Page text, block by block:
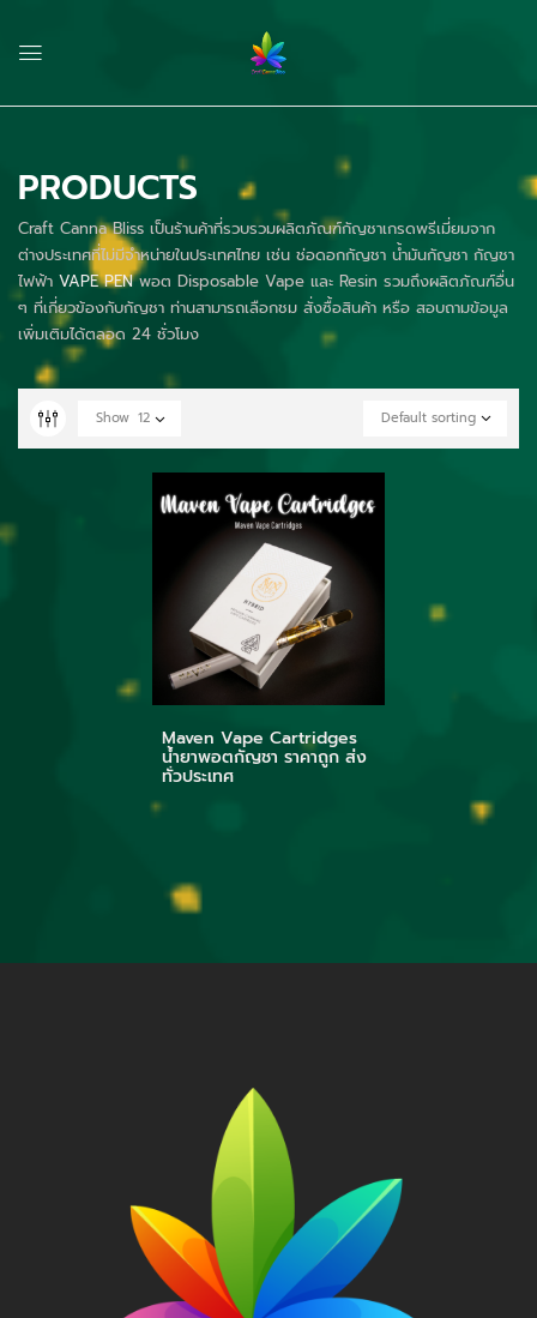
PRODUCTS
Craft Canna Bliss เป็นร้านค้าที่รวบรวมผลิตภัณฑ์กัญชาเกรดพรีเมี่ยมจาก
ต่างประเทศที่ไม่มีจำหน่ายในประเทศไทย เช่น ช่อดอกกัญชา น้ำมันกัญชา กัญชา
ไฟฟ้า VAPE PENพอต Disposable Vape และ Resin รวมถึงผลิตภัณฑ์อื่น
ๆ ที่เกี่ยวข้องกับกัญชา ท่านสามารถเลือกชม สั่งซื้อสินค้า หรือ สอบถามข้อมูล
เพิ่มเติมได้ตลอด 24 ชั่วโมง
Default sorting
Show 12
Maven Vape Cartridges
น้ำยาพอตกัญชา ราคาถูก ส่ง
ทั่วประเทศ